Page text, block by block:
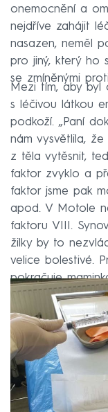
onemocnění a
nejdříve zahájit
nasazen, neměl
pro jiný, který ho
se zmíněnými
Mezi tím, aby byl
s léčivou látkou
podkoží. „Paní
nám vysvětlila,
z těla vytěsnit,
faktor zvyklo a
faktor jsme pak
apod. V Motole
faktoru VIII.
žilky by to
velice bolestivé.
pokračuje